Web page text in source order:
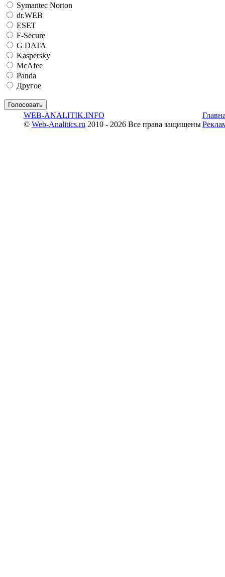
Symantec Norton
dr.WEB
ESET
F-Secure
G DATA
Kaspersky
McAfee
Panda
Другое
WEB-ANALITIK.INFO
© Web-Analitics.ru 2010 - 2026 Все права защищены